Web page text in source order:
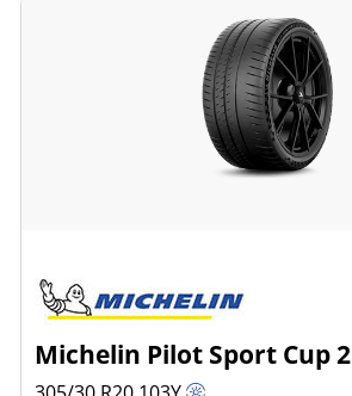
Michelin Pilot Sport Cup 2